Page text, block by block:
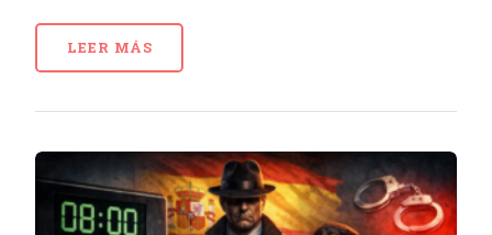
LEER MÁS